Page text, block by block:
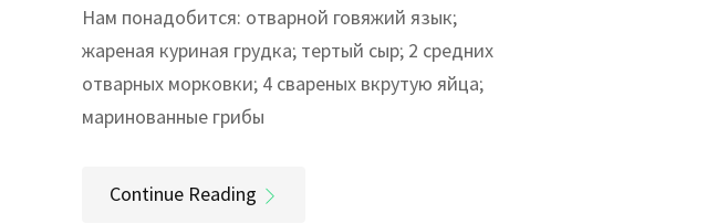
Нам понадобится: отварной говяжий язык;
жареная куриная грудка; тертый сыр; 2 средних
отварных морковки; 4 свареных вкрутую яйца;
маринованные грибы
Continue Reading